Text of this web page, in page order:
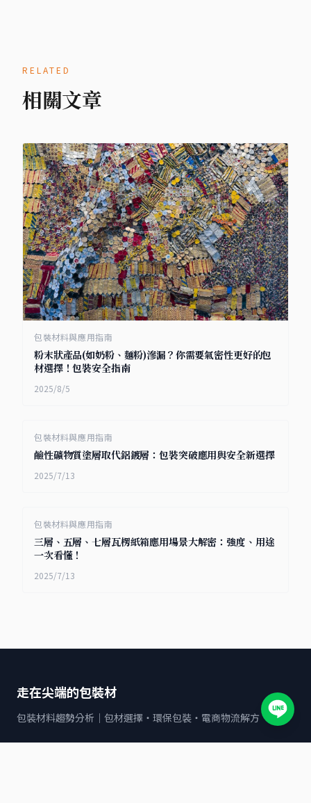
RELATED
相關文章
包裝材料與應用指南
粉末狀產品(如奶粉、麵粉)滲漏？你需要氣密性更好的包
材選擇！包裝安全指南
2025/8/5
包裝材料與應用指南
鹼性礦物質塗層取代鋁鍍層：包裝突破應用與安全新選擇
2025/7/13
包裝材料與應用指南
三層、五層、七層瓦楞紙箱應用場景大解密：強度、用途
一次看懂！
2025/7/13
走在尖端的包裝材
包裝材料趨勢分析｜包材選擇・環保包裝・電商物流解方